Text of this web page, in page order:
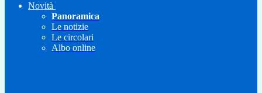
Novità
Panoramica
Le notizie
Le circolari
Albo online